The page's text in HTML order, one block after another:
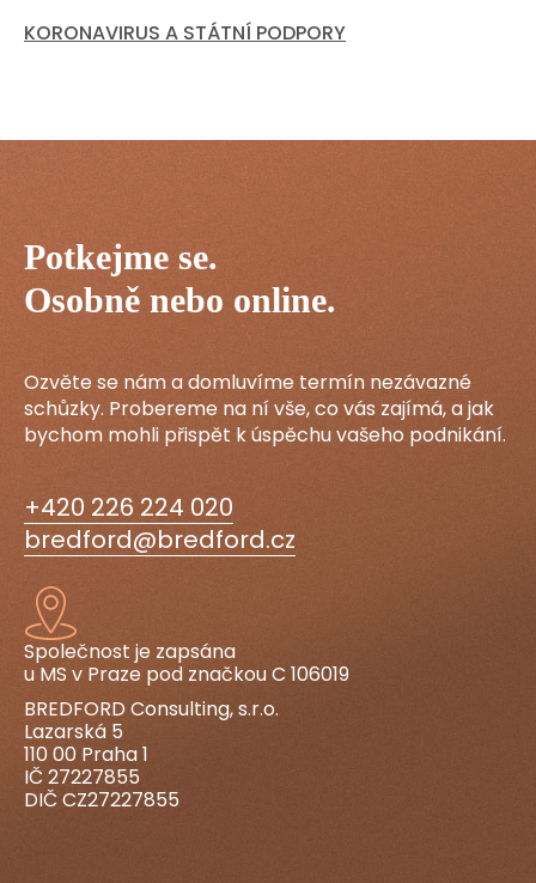
KORONAVIRUS A STÁTNÍ PODPORY
Potkejme se.
Osobně nebo online.
Ozvěte se nám a domluvíme termín nezávazné
schůzky. Probereme na ní vše, co vás zajímá, a jak
bychom mohli přispět k úspěchu vašeho podnikání.
+420 226 224 020
bredford@bredford.cz
Společnost je zapsána
u MS v Praze pod značkou C 106019
BREDFORD Consulting, s.r.o.
Lazarská 5
110 00 Praha 1
IČ 27227855
DIČ CZ27227855